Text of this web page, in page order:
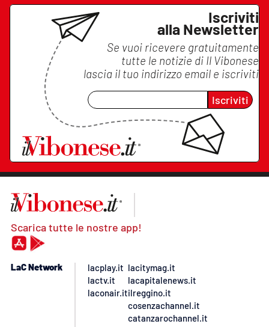
Iscriviti
alla Newsletter
Se vuoi ricevere gratuitamente
tutte le notizie di Il Vibonese
lascia il tuo indirizzo email e iscriviti
Iscriviti
Scarica tutte le nostre app!
LaC Network
lacplay.it
lactv.it
laconair.it
lacitymag.it
lacapitalenews.it
ilreggino.it
cosenzachannel.it
catanzarochannel.it